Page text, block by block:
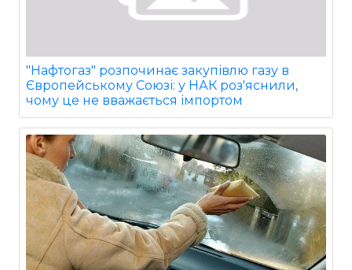
"Нафтогаз" розпочинає закупівлю газу в
Європейському Союзі: у НАК роз'яснили,
чому це не вважається імпортом